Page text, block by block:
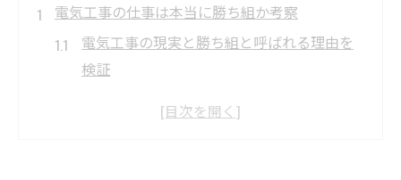
電気工事の仕事は本当に勝ち組か考察
電気工事の現実と勝ち組と呼ばれる理由を
検証